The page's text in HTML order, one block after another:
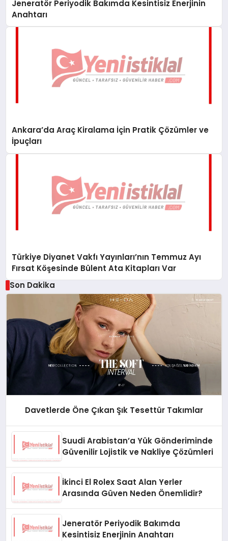
Jeneratör Periyodik Bakımda Kesintisiz Enerjinin
Anahtarı
Ankara’da Araç Kiralama İçin Pratik Çözümler ve
İpuçları
Türkiye Diyanet Vakfı Yayınları’nın Temmuz Ayı
Fırsat Köşesinde Bülent Ata Kitapları Var
Son Dakika
Davetlerde Öne Çıkan Şık Tesettür Takımlar
Suudi Arabistan’a Yük Gönderiminde
Güvenilir Lojistik ve Nakliye Çözümleri
İkinci El Rolex Saat Alan Yerler
Arasında Güven Neden Önemlidir?
Jeneratör Periyodik Bakımda
Kesintisiz Enerjinin Anahtarı